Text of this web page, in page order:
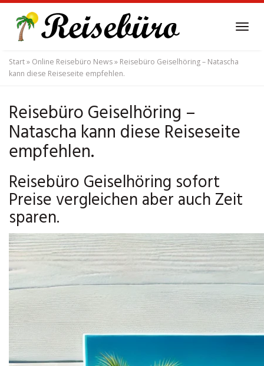
main
content
Start» Online Reisebüro News» Reisebüro Geiselhöring – Natascha
kann diese Reiseseite empfehlen.
Reisebüro Geiselhöring –
Natascha kann diese Reiseseite
empfehlen.
Reisebüro Geiselhöring sofort
Preise vergleichen aber auch Zeit
sparen.